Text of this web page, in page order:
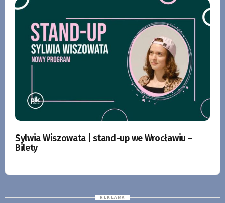
Sylwia Wiszowata | stand-up we Wrocławiu –
Bilety